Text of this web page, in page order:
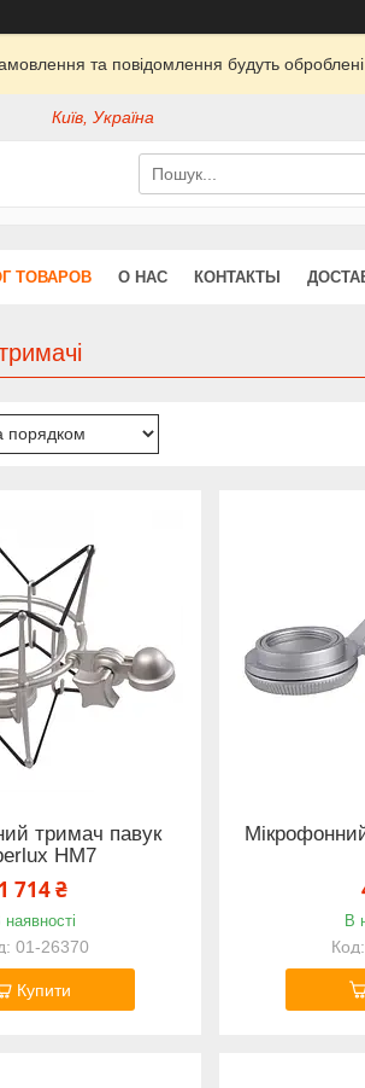
та повідомлення будуть
Київ, Україна
ТОВАРОВ О НАС КОНТАКТЫ
тримач павук
HM7
1 714 ₴
наявності
01-26370
Купити
В